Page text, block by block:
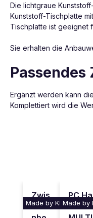
Die lichtgraue
Kunststoff-Tischplatte
Tischplatte ist geeignet
Sie erhalten die
Passendes
Ergänzt werden kann
Komplettiert wird die
Made by KRIEG
Zwis
che
Made by
PC
für